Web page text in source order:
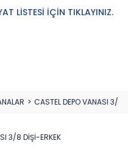
LİSTESİ İÇİN TIKLAYINIZ.
CASTEL DEPO VANASI 3/8